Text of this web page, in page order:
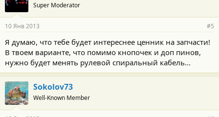
Super Moderator
10 Янв 2013 #5
Я думаю, что тебе будет интереснее ценник на запчасти!
В твоем варианте, что помимо кнопочек и доп пинов,
нужно будет менять рулевой спиральный кабель...
Sokolov73
Well-Known Member